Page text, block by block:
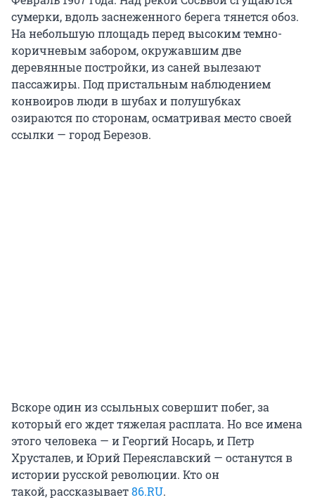
сумерки, вдоль заснеженного берега тянется обоз.
На небольшую площадь перед высоким темно-
коричневым забором, окружавшим две
деревянные постройки, из саней вылезают
пассажиры. Под пристальным наблюдением
конвоиров люди в шубах и полушубках
озираются по сторонам, осматривая место своей
ссылки — город Березов.
Вскоре один из ссыльных совершит побег, за
который его ждет тяжелая расплата. Но все имена
этого человека — и Георгий Носарь, и Петр
Хрусталев, и Юрий Переяславский — останутся в
истории русской революции. Кто он
такой, рассказывает86.RU.